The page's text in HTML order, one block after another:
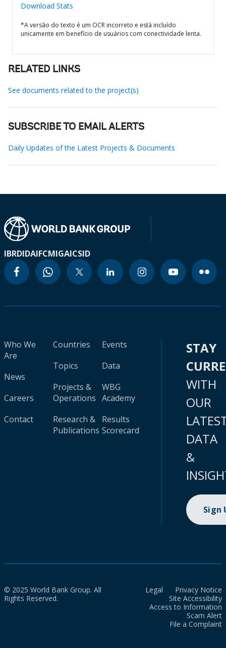
Download Stats
*A versão do texto é um OCR incorreto e está incluído
unicamente em benefício de usuários com conectividade lenta.
RELATED LINKS
See documents related to the project(s)
SUBSCRIBE TO EMAIL ALERTS
Daily Updates of the Latest Projects & Documents
IBRDIDAIFCMIGAICSID
Who We
Are
News
Careers
Contact
Countries
Topics
Projects &
Operations
Research &
Publications
Events
Data
WBG
Academy
Results
Scorecard
STAY
WITH
OUR
DATA
&
Sign
© 2025 World Bank Group. All
Rights Reserved.
Legal
Privacy Notice
Site Accessibility
Access to Information
Scam Alert
File a Complaint